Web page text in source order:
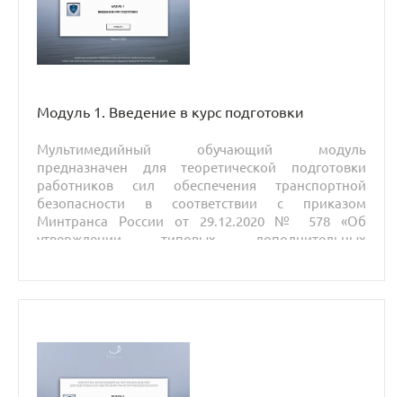
Модуль 1. Введение в курс подготовки
Мультимедийный обучающий модуль
предназначен для теоретической подготовки
работников сил обеспечения транспортной
безопасности в соответствии с приказом
Минтранса России от 29.12.2020 № 578 «Об
утверждении типовых дополнительных